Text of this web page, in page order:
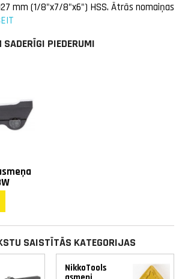
mm (1/8"x7/8"x6") HSS. Ātrās nomaiņas
PIEDERUMI
SAISTĪTĀS KATEGORIJAS
NikkoTools